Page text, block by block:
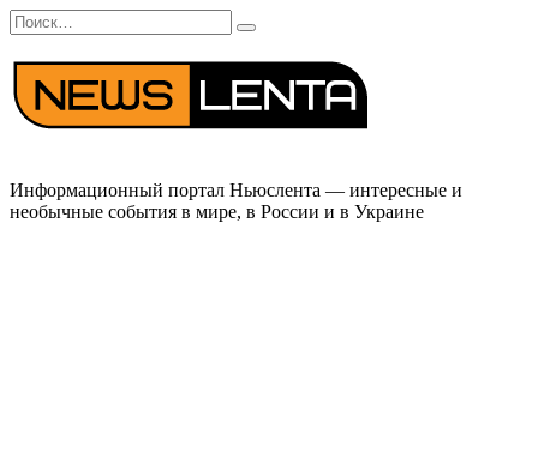
Перейти
к
содержанию
Search
for:
Информационный портал Ньюслента — интересные и
необычные события в мире, в России и в Украине